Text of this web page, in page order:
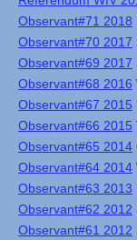
Observant#71 2018
Observant#70 2017
Observant#69 2017
Observant#68 2016
Observant#67 2015
Observant#66 2015
Observant#65 2014
Observant#64 2014
Observant#63 2013
Observant#62 2012
Observant#61 2012